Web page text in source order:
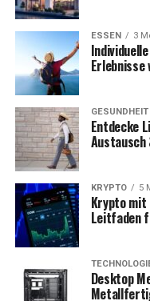
ESSEN 3
GESUNDHEIT
Entdecke
KRYPTO 5
Krypto mit
Leitfaden
Desktop